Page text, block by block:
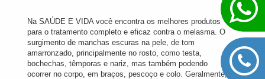
Na SAÚDE E VIDA você encontra os melhores produtos
para o tratamento completo e eficaz contra o melasma. O
surgimento de manchas escuras na pele, de tom
amarronzado, principalmente no rosto, como testa,
bochechas, têmporas e nariz, mas também podendo
ocorrer no corpo, em braços, pescoço e colo. Geralmente,